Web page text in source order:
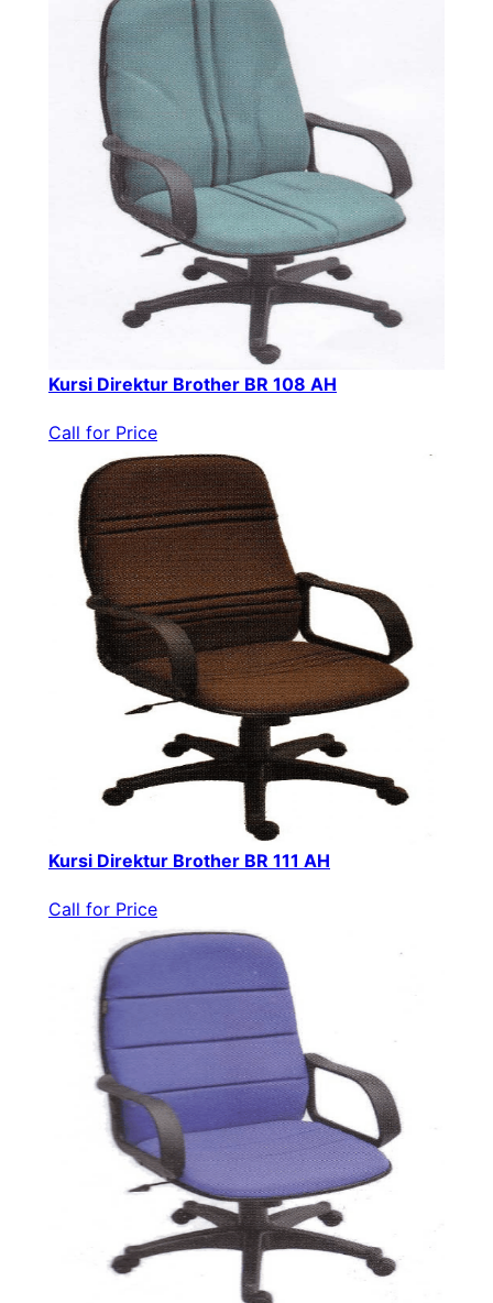
Kursi Direktur Brother BR 108 AH
Call for Price
Kursi Direktur Brother BR 111 AH
Call for Price